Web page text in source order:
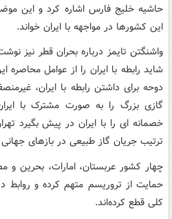
حاشیه خلیج فارس اشاره کرد و این
این کشورها در مواجهه با ایران خواند.
واشنگتن تایمز درباره بحران قطر نیز
شاید رابطه با ایران را از عوامل محاصره
دوحه برای داشتن رابطه با ایران،
گازی بزرگ را به صورت مشترک با
خصمانه ای را با ایران در پیش بگیرد
ترتیب جریان گاز طبیعی در بازهای
چهار کشور عربستان، امارات، بحرین و
حمایت از تروریسم متهم کرده و روابط
کلی قطع کرده‌اند.